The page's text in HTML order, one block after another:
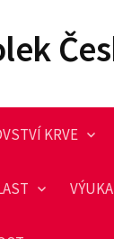
KRVE